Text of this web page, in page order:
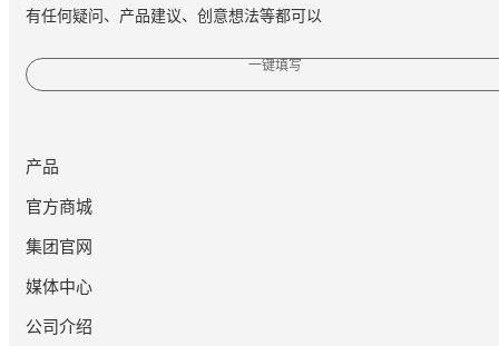
有任何疑问、产品建议、创意想法等都可以
一键填写
产品
官方商城
集团官网
媒体中心
公司介绍